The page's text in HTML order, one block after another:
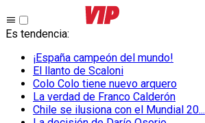
Es tendencia:
¡España campeón del mundo!
El llanto de Scaloni
Colo Colo tiene nuevo arquero
La verdad de Franco Calderón
Chile se ilusiona con el Mundial 20...